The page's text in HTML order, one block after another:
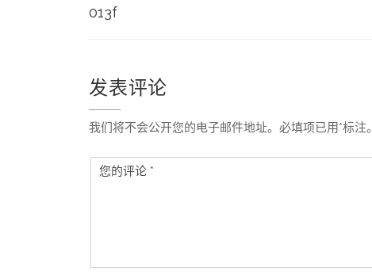
章
航
013f
发表评论
我们将不会公开您的电子邮件地址。必填项已用*标注。